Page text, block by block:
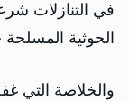
في التنازلات
الحوثية المسلحة
والخلاصة التي